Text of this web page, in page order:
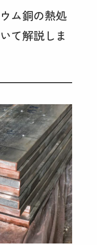
ム銅の熱処
て解説しま